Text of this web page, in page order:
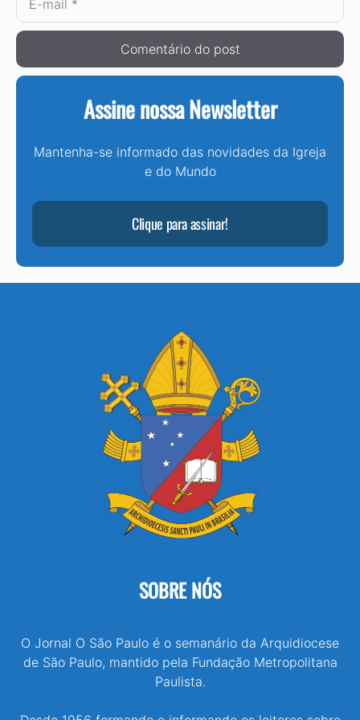
mail
Assine nossa Newsletter
Mantenha-se informado das novidades da Igreja
e do Mundo
Clique para assinar!
SOBRE NÓS
O Jornal O São Paulo é o semanário da Arquidiocese
de São Paulo, mantido pela Fundação Metropolitana
Paulista.